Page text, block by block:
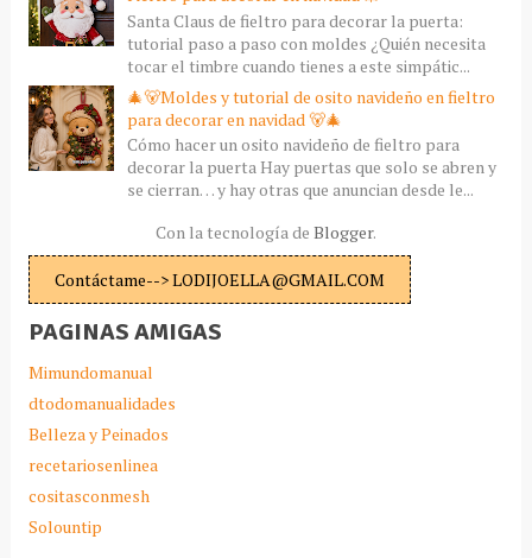
Santa Claus de fieltro para decorar la puerta:
tutorial paso a paso con moldes ¿Quién necesita
tocar el timbre cuando tienes a este simpátic...
🎄🐻Moldes y tutorial de osito navideño en fieltro
para decorar en navidad 🐻🎄
Cómo hacer un osito navideño de fieltro para
decorar la puerta Hay puertas que solo se abren y
se cierran… y hay otras que anuncian desde le...
Con la tecnología de Blogger.
Contáctame--> LODIJOELLA@GMAIL.COM
PAGINAS AMIGAS
Mimundomanual
dtodomanualidades
Belleza y Peinados
recetariosenlinea
cositasconmesh
Solountip